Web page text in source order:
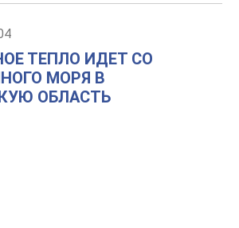
ТЕПЛО ИДЕТ СО
МОРЯ В
ОБЛАСТЬ